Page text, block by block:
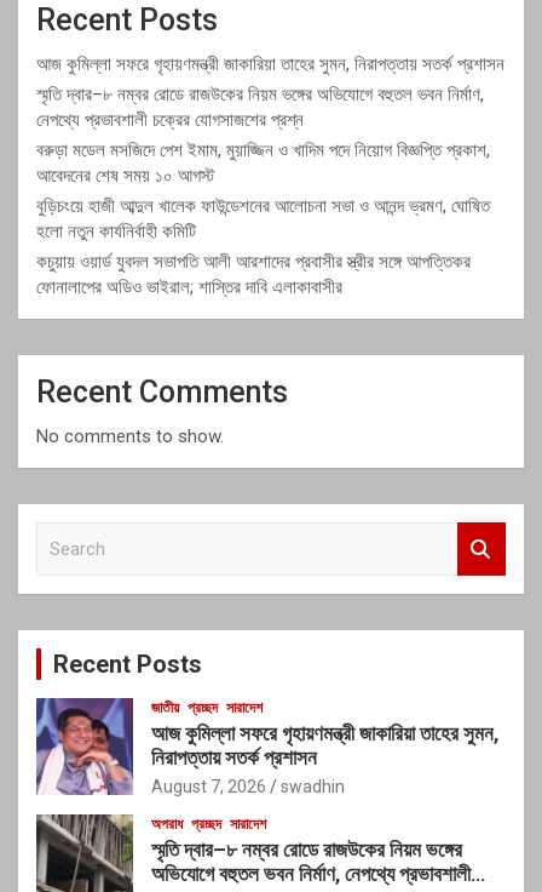
Recent Posts
আজ কুমিল্লা সফরে গৃহায়ণমন্ত্রী জাকারিয়া তাহের সুমন, নিরাপত্তায় সতর্ক প্রশাসন
স্মৃতি দ্বার–৮ নম্বর রোডে রাজউকের নিয়ম ভঙ্গের অভিযোগে বহুতল ভবন নির্মাণ,
নেপথ্যে প্রভাবশালী চক্রের যোগসাজশের প্রশ্ন
বরুড়া মডেল মসজিদে পেশ ইমাম, মুয়াজ্জিন ও খাদিম পদে নিয়োগ বিজ্ঞপ্তি প্রকাশ,
আবেদনের শেষ সময় ১০ আগস্ট
বুড়িচংয়ে হাজী আব্দুল খালেক ফাউন্ডেশনের আলোচনা সভা ও আনন্দ ভ্রমণ, ঘোষিত
হলো নতুন কার্যনির্বাহী কমিটি
কচুয়ায় ওয়ার্ড যুবদল সভাপতি আলী আরশাদের প্রবাসীর স্ত্রীর সঙ্গে আপত্তিকর
ফোনালাপের অডিও ভাইরাল; শাস্তির দাবি এলাকাবাসীর
Recent Comments
No comments to show.
c
Recent Posts
জাতীয় প্রচ্ছদ সারাদেশ
আজ কুমিল্লা সফরে গৃহায়ণমন্ত্রী জাকারিয়া তাহের সুমন,
নিরাপত্তায় সতর্ক প্রশাসন
August 7, 2026 swadhin
অপরাধ প্রচ্ছদ সারাদেশ
স্মৃতি দ্বার–৮ নম্বর রোডে রাজউকের নিয়ম ভঙ্গের
অভিযোগে বহুতল ভবন নির্মাণ, নেপথ্যে প্রভাবশালী